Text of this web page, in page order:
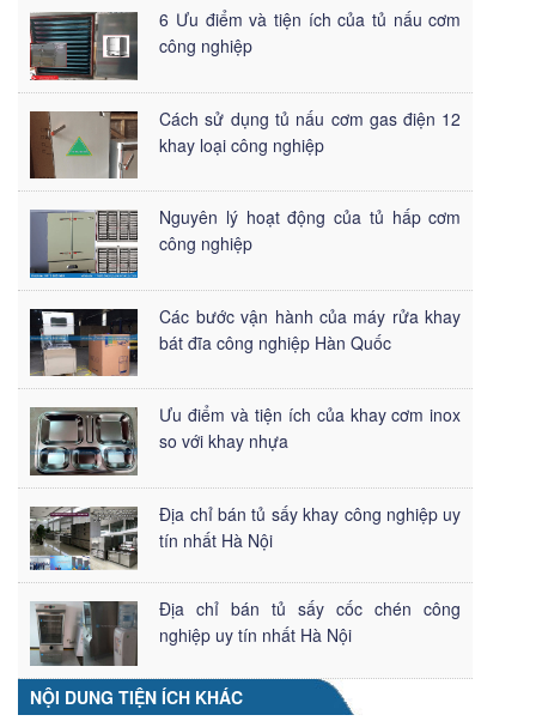
6 Ưu điểm và tiện ích của tủ nấu cơm
công nghiệp
Cách sử dụng tủ nấu cơm gas điện 12
khay loại công nghiệp
Nguyên lý hoạt động của tủ hấp cơm
công nghiệp
Các bước vận hành của máy rửa khay
bát đĩa công nghiệp Hàn Quốc
Ưu điểm và tiện ích của khay cơm inox
so với khay nhựa
Địa chỉ bán tủ sấy khay công nghiệp uy
tín nhất Hà Nội
Địa chỉ bán tủ sấy cốc chén công
nghiệp uy tín nhất Hà Nội
NỘI DUNG TIỆN ÍCH KHÁC